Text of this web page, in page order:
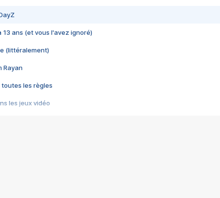
13 ans (et vous l'avez ignoré)
(littéralement)
Rayan
toutes les règles
les jeux vidéo